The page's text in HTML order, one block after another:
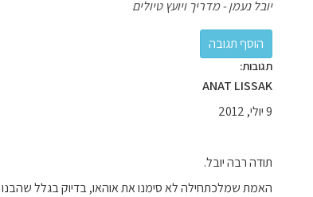
יובל נעמן - מדריך ויועץ טיולים
תגובות:
ANAT LISSAK
9 יולי, 2012
תודה רבה יובל.
האמת שמלכתחילה לא סימנו את אוהאו, בדיוק בגלל שהבנו